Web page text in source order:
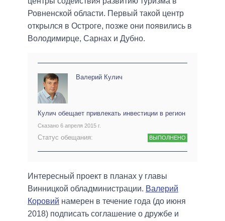
Ровненской области. Первый такой центр
открылся в Остроге, позже они появились в
Володимирце, Сарнах и Дубно.
Валерий Кулич
Кулич обещает привлекать инвестиции в регион
Сказано 6 апреля 2015 г.
Статус обещания: ВЫПОЛНЕНО
Интересный проект в планах у главы
Винницкой обладминистрации. Валерий
Коровий намерен в течение года (до июня
2018) подписать соглашение о дружбе и